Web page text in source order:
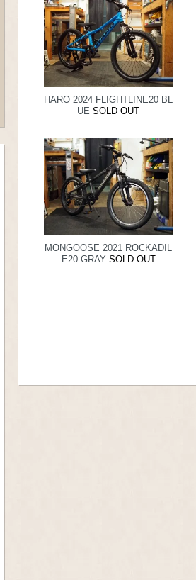
HARO 2024 FLIGHTLINE20 BL
UE SOLD OUT
MONGOOSE 2021 ROCKADIL
E20 GRAY SOLD OUT